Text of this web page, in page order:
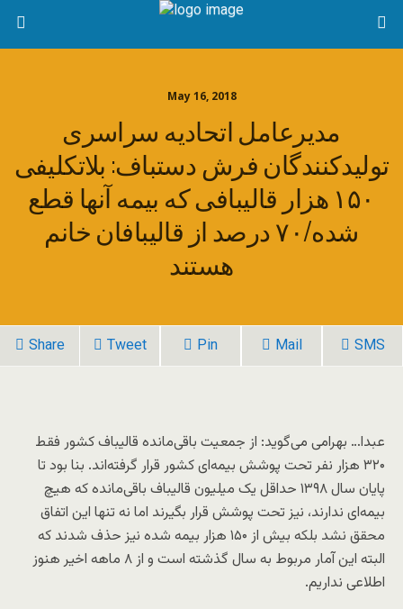
May 16, 2018
مدیرعامل اتحادیه سراسری
تولیدکنندگان فرش دستباف: بلاتکلیفی
۱۵۰ هزار قالیبافی که بیمه آنها قطع
شده/۷۰ درصد از قالیبافان خانم
هستند
Share Tweet Pin Mail SMS
عبدا… بهرامی می‌گوید: از جمعیت باقی‌مانده قالیباف کشور فقط
۳۲۰ هزار نفر تحت پوشش بیمه‌ای کشور قرار گرفته‌اند. بنا بود تا
پایان سال ۱۳۹۸ حداقل یک میلیون قالیباف باقی‌مانده که هیچ
بیمه‌ای ندارند، نیز تحت پوشش قرار بگیرند اما نه تنها این اتفاق
محقق نشد بلکه بیش از ۱۵۰ هزار بیمه شده نیز حذف شدند که
البته این آمار مربوط به سال گذشته است و از ۸ ماهه اخیر هنوز
اطلاعی نداریم.